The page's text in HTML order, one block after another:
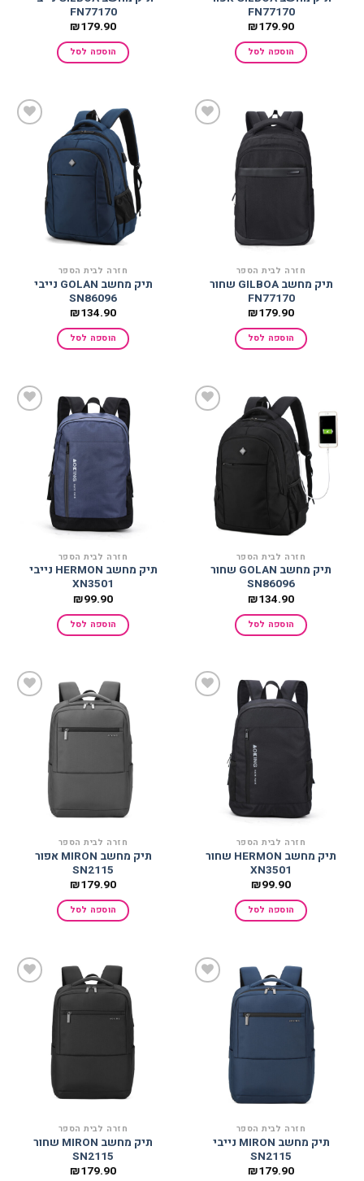
FN77170
₪179.90
הוספה לסל
FN77170
₪179.90
הוספה לסל
חזרה לבית הספר
תיק מחשב GILBOA שחור
FN77170
₪179.90
הוספה לסל
חזרה לבית הספר
תיק מחשב GOLAN נייבי
SN86096
₪134.90
הוספה לסל
למועדפים
חזרה לבית הספר
תיק מחשב GOLAN שחור
SN86096
₪134.90
הוספה לסל
חזרה לבית הספר
תיק מחשב HERMON נייבי
XN3501
₪99.90
הוספה לסל
חזרה לבית הספר
תיק מחשב HERMON שחור
XN3501
₪99.90
הוספה לסל
חזרה לבית הספר
תיק מחשב MIRON אפור
SN2115
₪179.90
הוספה לסל
חזרה לבית הספר
תיק מחשב MIRON נייבי
SN2115
₪179.90
חזרה לבית הספר
תיק מחשב MIRON שחור
SN2115
₪179.90